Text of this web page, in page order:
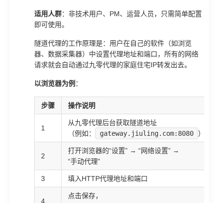
适用人群：非技术用户、PM、运营人员，只需简单配置
即可使用。
隧道代理的工作原理是：用户在自己的软件（如浏览
器、数据采集器）中设置代理地址和端口，所有的网络
请求就会自动通过九零代理的家庭住宅IP转发出去。
以浏览器为例 ：
步骤 操作说明
1
从九零代理后台获取隧道地址
（例如：
gateway.jiuling.com:8080 ）
2
打开浏览器的“设置” → “网络设置” →
“手动代理”
3 填入HTTP代理地址和端口
4
点击保存，